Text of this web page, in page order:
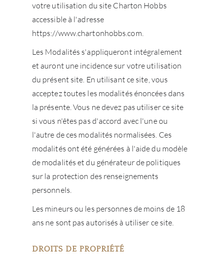
votre utilisation du site Charton Hobbs
accessible à l'adresse
https://www.chartonhobbs.com.
Les Modalités s'appliqueront intégralement
et auront une incidence sur votre utilisation
du présent site. En utilisant ce site, vous
acceptez toutes les modalités énoncées dans
la présente. Vous ne devez pas utiliser ce site
si vous n'êtes pas d'accord avec l'une ou
l'autre de ces modalités normalisées. Ces
modalités ont été générées à l'aide du modèle
de modalités et du générateur de politiques
sur la protection des renseignements
personnels.
Les mineurs ou les personnes de moins de 18
ans ne sont pas autorisés à utiliser ce site.
DROITS DE PROPRIÉTÉ